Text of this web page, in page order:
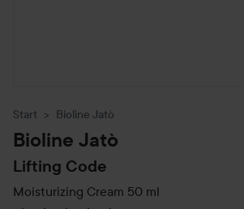
Start Bioline Jatò
Bioline Jatò
Lifting Code
Moisturizing Cream 50 ml